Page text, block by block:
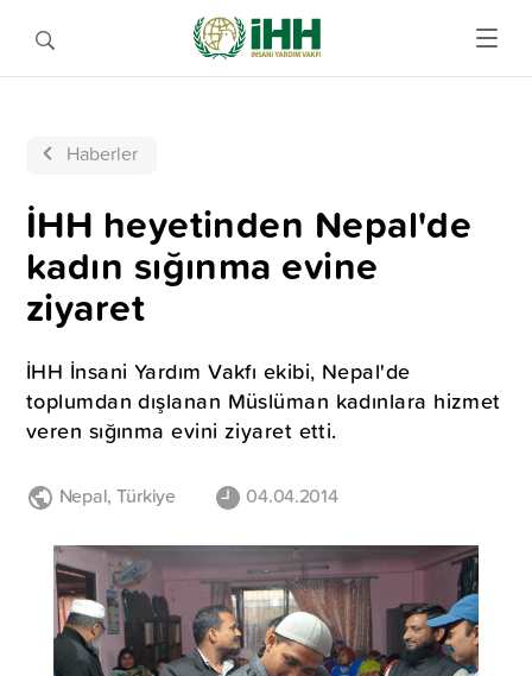
Haberler
İHH heyetinden Nepal'de
kadın sığınma evine
ziyaret
İHH İnsani Yardım Vakfı ekibi, Nepal'de
toplumdan dışlanan Müslüman kadınlara hizmet
veren sığınma evini ziyaret etti.
Nepal, Türkiye 04.04.2014